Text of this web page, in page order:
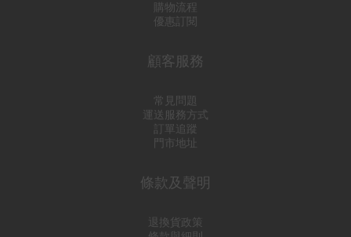
購物流程
優惠訂閱
顧客服務
常見問題
運送服務方式
訂單追蹤
門市地址
條款及聲明
退換貨政策